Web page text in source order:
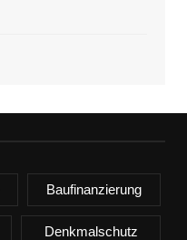
Baufinanzierung
Denkmalschutz